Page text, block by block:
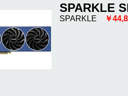
SPARKLE
SPARKLE ￥